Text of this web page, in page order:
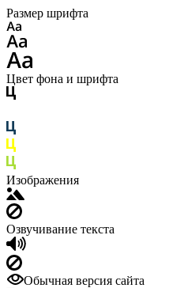
Размер шрифта
Цвет фона и шрифта
Изображения
Озвучивание текста
Обычная версия сайта